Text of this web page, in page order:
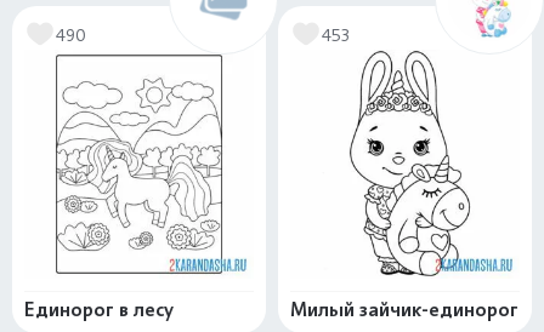
490
Единорог в лесу
453
Милый зайчик-единорог